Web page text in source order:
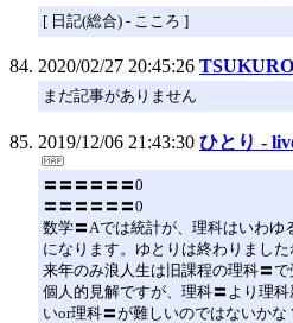
[ 日記(総合) - こころ ]
2020/02/27 20:45:26
まだ記事がありません
2019/12/06 21:43:30 ひとり -
〓〓〓〓〓〓0
〓〓〓〓〓〓0
数学〓Aでは統計が、理科はいわゆ
になります。ゆとりは終わりました
来年のみ浪人生は旧課程の理科〓で
個人的見解ですが、理科〓より理
いor理科〓が難しいのではないかな